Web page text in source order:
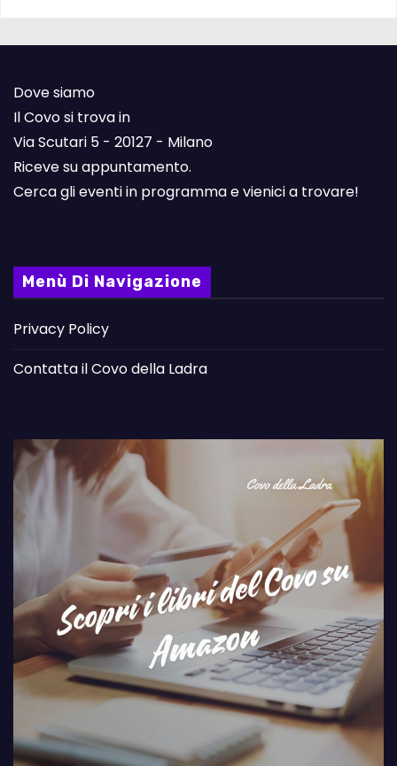
Dove siamo
Il Covo si trova in
Via Scutari 5 - 20127 - Milano
Riceve su appuntamento.
Cerca gli eventi in programma e vienici a trovare!
Menù Di Navigazione
Privacy Policy
Contatta il Covo della Ladra